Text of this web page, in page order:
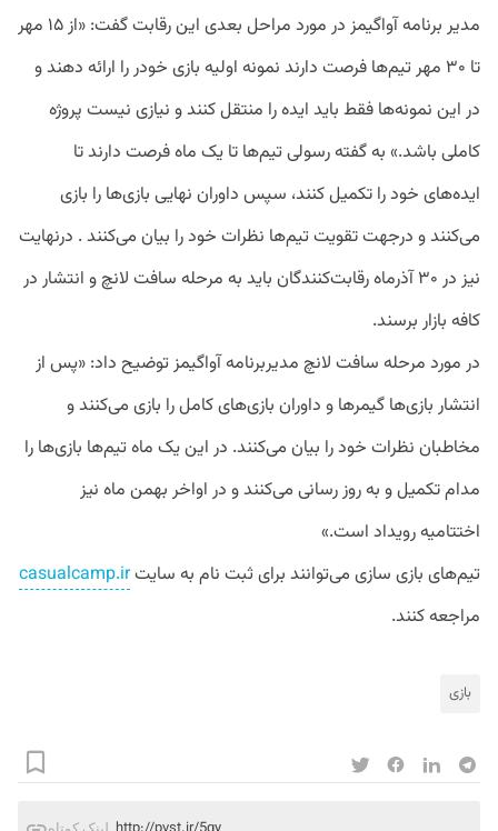
مدیر برنامه آواگیمز در مورد مراحل بعدی این رقابت گفت: «از ۱۵ مهر
تا ۳۰ مهر تیم‌ها فرصت دارند نمونه اولیه بازی خودر را ارائه دهند و
در این نمونه‌ها فقط باید ایده را منتقل کنند و نیازی نیست پروژه
کاملی باشد.» به گفته رسولی تیم‌ها تا یک ماه فرصت دارند تا
ایده‌های خود را تکمیل کنند، سپس داوران نهایی بازی‌ها را بازی
می‌کنند و درجهت تقویت تیم‌ها نظرات خود را بیان می‌کنند . درنهایت
نیز در ۳۰ آذرماه رقابت‌کنندگان باید به مرحله سافت لانچ و انتشار در
کافه بازار برسند.
در مورد مرحله سافت لانچ مدیربرنامه آواگیمز توضیح داد: «پس از
انتشار بازی‌ها گیمرها و داوران بازی‌های کامل را بازی می‌کنند و
مخاطبان نظرات خود را بیان می‌کنند. در این یک ماه تیم‌ها بازی‌ها را
مدام تکمیل و به روز رسانی می‌کنند و در اواخر بهمن ماه نیز
اختتامیه رویداد است.»
تیم‌های بازی سازی می‌توانند برای ثبت نام به سایتcasualcamp.ir
مراجعه کنند.
بازی